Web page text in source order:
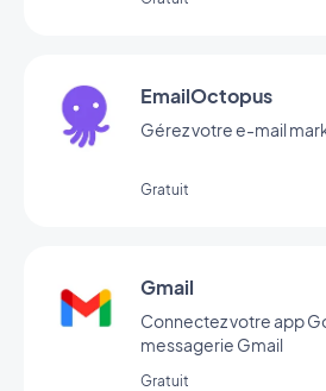
EmailOctopus
Gérez votre e-mail
Gratuit
Gmail
Connectez votre app
messagerie Gmail
Gratuit